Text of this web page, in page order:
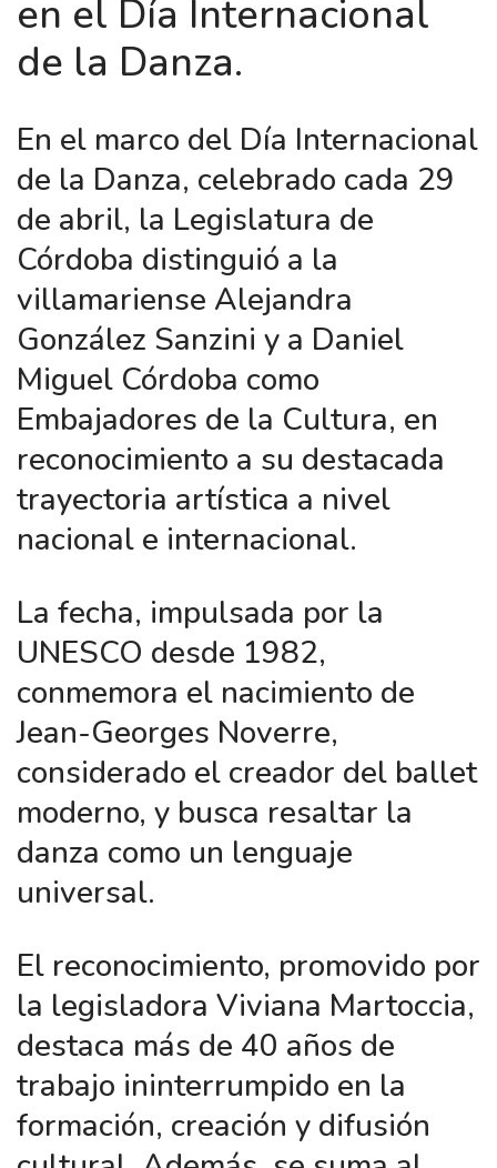
en el Día Internacional
de la Danza.
En el marco del Día Internacional
de la Danza, celebrado cada 29
de abril, la Legislatura de
Córdoba distinguió a la
villamariense Alejandra
González Sanzini y a Daniel
Miguel Córdoba como
Embajadores de la Cultura, en
reconocimiento a su destacada
trayectoria artística a nivel
nacional e internacional.
La fecha, impulsada por la
UNESCO desde 1982,
conmemora el nacimiento de
Jean-Georges Noverre,
considerado el creador del ballet
moderno, y busca resaltar la
danza como un lenguaje
universal.
El reconocimiento, promovido por
la legisladora Viviana Martoccia,
destaca más de 40 años de
trabajo ininterrumpido en la
formación, creación y difusión